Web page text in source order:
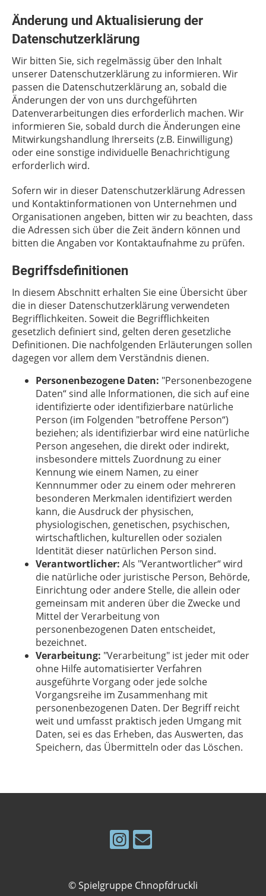
Änderung und Aktualisierung der
Datenschutzerklärung
Wir bitten Sie, sich regelmässig über den Inhalt
unserer Datenschutzerklärung zu informieren. Wir
passen die Datenschutzerklärung an, sobald die
Änderungen der von uns durchgeführten
Datenverarbeitungen dies erforderlich machen. Wir
informieren Sie, sobald durch die Änderungen eine
Mitwirkungshandlung Ihrerseits (z.B. Einwilligung)
oder eine sonstige individuelle Benachrichtigung
erforderlich wird.
Sofern wir in dieser Datenschutzerklärung Adressen
und Kontaktinformationen von Unternehmen und
Organisationen angeben, bitten wir zu beachten, dass
die Adressen sich über die Zeit ändern können und
bitten die Angaben vor Kontaktaufnahme zu prüfen.
Begriffsdefinitionen
In diesem Abschnitt erhalten Sie eine Übersicht über
die in dieser Datenschutzerklärung verwendeten
Begrifflichkeiten. Soweit die Begrifflichkeiten
gesetzlich definiert sind, gelten deren gesetzliche
Definitionen. Die nachfolgenden Erläuterungen sollen
dagegen vor allem dem Verständnis dienen.
Personenbezogene Daten: "Personenbezogene
Daten“ sind alle Informationen, die sich auf eine
identifizierte oder identifizierbare natürliche
Person (im Folgenden "betroffene Person“)
beziehen; als identifizierbar wird eine natürliche
Person angesehen, die direkt oder indirekt,
insbesondere mittels Zuordnung zu einer
Kennung wie einem Namen, zu einer
Kennnummer oder zu einem oder mehreren
besonderen Merkmalen identifiziert werden
kann, die Ausdruck der physischen,
physiologischen, genetischen, psychischen,
wirtschaftlichen, kulturellen oder sozialen
Identität dieser natürlichen Person sind.
Verantwortlicher: Als "Verantwortlicher“ wird
die natürliche oder juristische Person, Behörde,
Einrichtung oder andere Stelle, die allein oder
gemeinsam mit anderen über die Zwecke und
Mittel der Verarbeitung von
personenbezogenen Daten entscheidet,
bezeichnet.
Verarbeitung: "Verarbeitung" ist jeder mit oder
ohne Hilfe automatisierter Verfahren
ausgeführte Vorgang oder jede solche
Vorgangsreihe im Zusammenhang mit
personenbezogenen Daten. Der Begriff reicht
weit und umfasst praktisch jeden Umgang mit
Daten, sei es das Erheben, das Auswerten, das
Speichern, das Übermitteln oder das Löschen.
© Spielgruppe Chnopfdruckli